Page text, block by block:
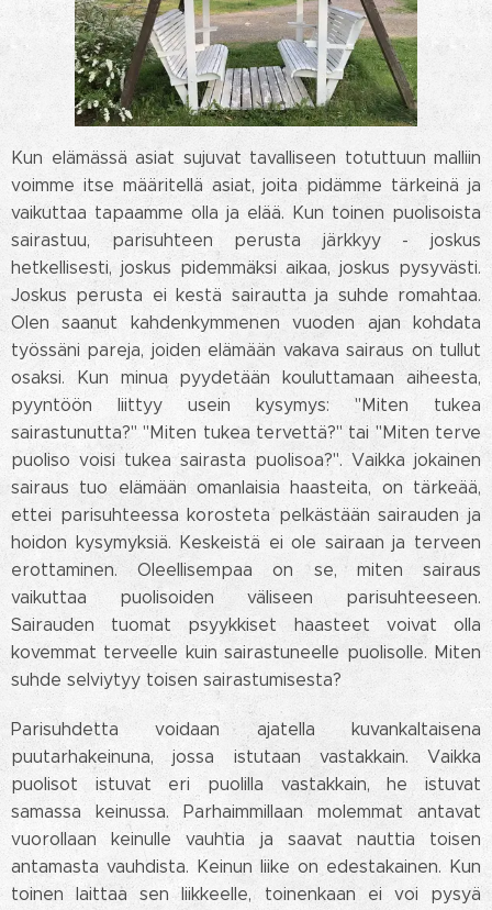
Kun elämässä asiat sujuvat tavalliseen totuttuun malliin
voimme itse määritellä asiat, joita pidämme tärkeinä ja
vaikuttaa tapaamme olla ja elää. Kun toinen puolisoista
sairastuu, parisuhteen perusta järkkyy - joskus
hetkellisesti, joskus pidemmäksi aikaa, joskus pysyvästi.
Joskus perusta ei kestä sairautta ja suhde romahtaa.
Olen saanut kahdenkymmenen vuoden ajan kohdata
työssäni pareja, joiden elämään vakava sairaus on tullut
osaksi. Kun minua pyydetään kouluttamaan aiheesta,
pyyntöön liittyy usein kysymys: "Miten tukea
sairastunutta?" "Miten tukea tervettä?" tai "Miten terve
puoliso voisi tukea sairasta puolisoa?". Vaikka jokainen
sairaus tuo elämään omanlaisia haasteita, on tärkeää,
ettei parisuhteessa korosteta pelkästään sairauden ja
hoidon kysymyksiä. Keskeistä ei ole sairaan ja terveen
erottaminen. Oleellisempaa on se, miten sairaus
vaikuttaa puolisoiden väliseen parisuhteeseen.
Sairauden tuomat psyykkiset haasteet voivat olla
kovemmat terveelle kuin sairastuneelle puolisolle. Miten
suhde selviytyy toisen sairastumisesta?
Parisuhdetta voidaan ajatella kuvankaltaisena
puutarhakeinuna, jossa istutaan vastakkain. Vaikka
puolisot istuvat eri puolilla vastakkain, he istuvat
samassa keinussa. Parhaimmillaan molemmat antavat
vuorollaan keinulle vauhtia ja saavat nauttia toisen
antamasta vauhdista. Keinun liike on edestakainen. Kun
toinen laittaa sen liikkeelle, toinenkaan ei voi pysyä